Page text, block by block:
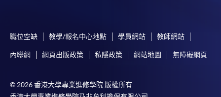
申請學歷頒授及專業課程可能需要其他資料，報名
表格後，請連同報名費/學費以及所需證明文件親
職位空缺 教學/報名中心地點 學員網站 教師網站
內聯網 網頁出版政策 私隱政策 網站地圖 無障礙網頁
© 2026 香港大學專業進修學院 版權所有